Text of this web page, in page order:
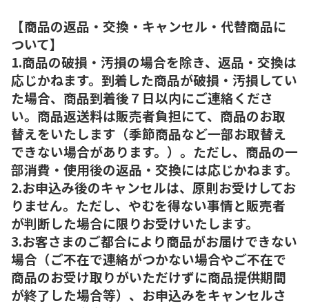
【商品の返品・交換・キャンセル・代替商品に
ついて】
1.商品の破損・汚損の場合を除き、返品・交換は
応じかねます。到着した商品が破損・汚損してい
た場合、商品到着後７日以内にご連絡くださ
い。商品返送料は販売者負担にて、商品のお取
替えをいたします（季節商品など一部お取替え
できない場合があります。）。ただし、商品の一
部消費・使用後の返品・交換には応じかねます。
2.お申込み後のキャンセルは、原則お受けしてお
りません。ただし、やむを得ない事情と販売者
が判断した場合に限りお受けいたします。
3.お客さまのご都合により商品がお届けできない
場合（ご不在で連絡がつかない場合やご不在で
商品のお受け取りがいただけずに商品提供期間
が終了した場合等）、お申込みをキャンセルさ